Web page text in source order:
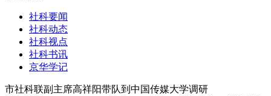
社科要闻
社科动态
社科视点
社科书讯
京华学记
市社科联副主席高祥阳带队到中国传媒大学调研